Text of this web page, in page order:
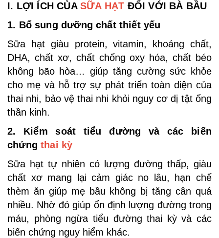
I. LỢI ÍCH CỦA SỮA HẠT ĐỐI VỚI BÀ BẦU
1. Bổ sung dưỡng chất thiết yếu
Sữa hạt giàu protein, vitamin, khoáng chất,
DHA, chất xơ, chất chống oxy hóa, chất béo
không bão hòa… giúp tăng cường sức khỏe
cho mẹ và hỗ trợ sự phát triển toàn diện của
thai nhi, bảo vệ thai nhi khỏi nguy cơ dị tật ống
thần kinh.
2. Kiểm soát tiểu đường và các biến
chứngthai kỳ
Sữa hạt tự nhiên có lượng đường thấp, giàu
chất xơ mang lại cảm giác no lâu, hạn chế
thèm ăn giúp mẹ bầu không bị tăng cân quá
nhiều. Nhờ đó giúp ổn định lượng đường trong
máu, phòng ngừa tiểu đường thai kỳ và các
biến chứng nguy hiểm khác.